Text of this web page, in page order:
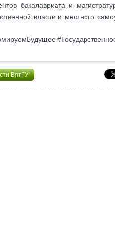
бакалавриата и
власти и местного
ВятГУ"